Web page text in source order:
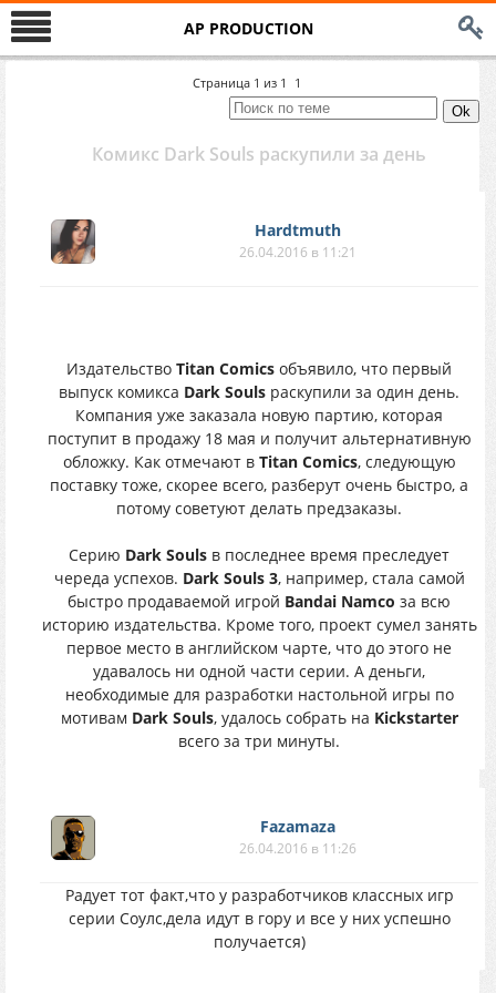
AP PRODUCTION
Страница 1 из 1 1
Комикс Dark Souls раскупили за день
Hardtmuth
26.04.2016 в 11:21
Издательство Titan Comics объявило, что первый
выпуск комикса Dark Souls раскупили за один день.
Компания уже заказала новую партию, которая
поступит в продажу 18 мая и получит альтернативную
обложку. Как отмечают в Titan Comics, следующую
поставку тоже, скорее всего, разберут очень быстро, а
потому советуют делать предзаказы.
Серию Dark Souls в последнее время преследует
череда успехов. Dark Souls 3, например, стала самой
быстро продаваемой игрой Bandai Namco за всю
историю издательства. Кроме того, проект сумел занять
первое место в английском чарте, что до этого не
удавалось ни одной части серии. А деньги,
необходимые для разработки настольной игры по
мотивам Dark Souls, удалось собрать на Kickstarter
всего за три минуты.
Fazamaza
26.04.2016 в 11:26
Радует тот факт,что у разработчиков классных игр
серии Соулс,дела идут в гору и все у них успешно
получается)